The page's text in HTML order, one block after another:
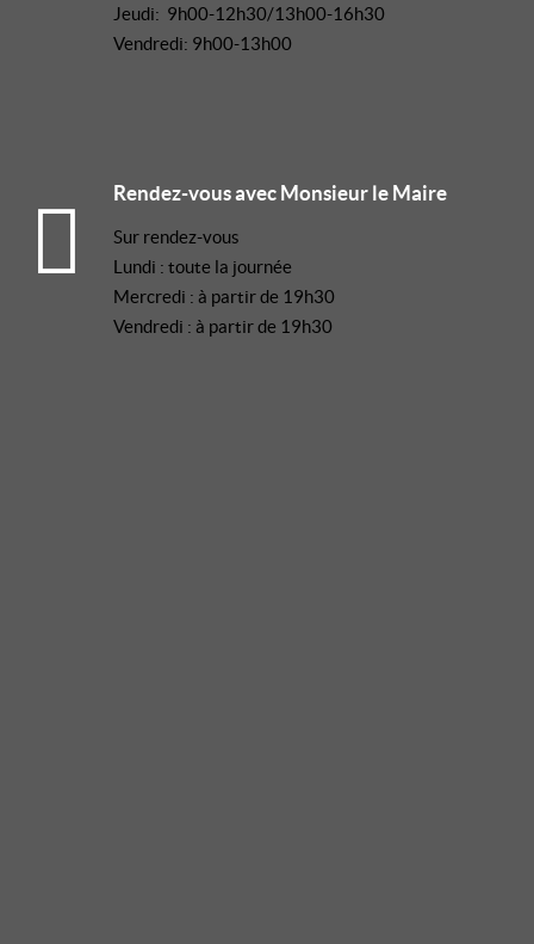
Jeudi: 9h00-12h30/13h00-16h30
Vendredi: 9h00-13h00
Rendez-vous avec Monsieur le Maire
Sur rendez-vous
Lundi : toute la journée
Mercredi : à partir de 19h30
Vendredi : à partir de 19h30